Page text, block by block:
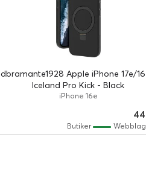
dbramante1928 Apple iPhone 17e/
Iceland Pro Kick - Black
iPhone 16e
Butiker